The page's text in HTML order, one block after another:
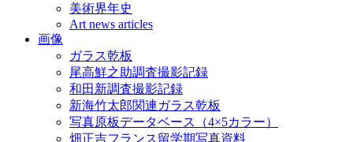
美術界年史
Art news articles
画像
ガラス乾板
尾高鮮之助調査撮影記録
和田新調査撮影記録
新海竹太郎関連ガラス乾板
写真原板データベース（4×5カラー）
畑正吉フランス留学期写真資料